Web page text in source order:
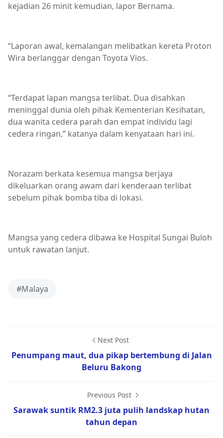
kejadian 26 minit kemudian, lapor Bernama.
“Laporan awal, kemalangan melibatkan kereta Proton
Wira berlanggar dengan Toyota Vios.
“Terdapat lapan mangsa terlibat. Dua disahkan
meninggal dunia oleh pihak Kementerian Kesihatan,
dua wanita cedera parah dan empat individu lagi
cedera ringan,” katanya dalam kenyataan hari ini.
Norazam berkata kesemua mangsa berjaya
dikeluarkan orang awam dari kenderaan terlibat
sebelum pihak bomba tiba di lokasi.
Mangsa yang cedera dibawa ke Hospital Sungai Buloh
untuk rawatan lanjut.
#Malaya
Next Post
Penumpang maut, dua pikap bertembung di Jalan
Beluru Bakong
Previous Post
Sarawak suntik RM2.3 juta pulih landskap hutan
tahun depan